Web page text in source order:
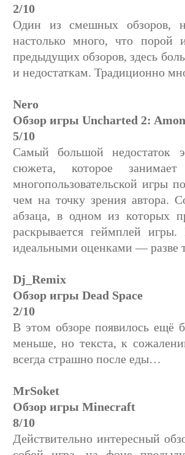
2/10
Один из смешных обзоров,
настолько много, что
предыдущих обзоров, здесь
и недостаткам. Традиционно
Nero
Обзор игры Uncharted 2:
5/10
Самый большой недостаток
сюжета, которое
многопользовательской игры
чем на точку зрения автора.
абзаца, в одном из которых
раскрывается геймплей
идеальными оценками — разве
Dj_Remix
Обзор игры Dead Space
2/10
В этом обзоре появилось ещё
меньше, но текста, к
всегда страшно после еды…
MrSoket
Обзор игры Minecraft
8/10
Действительно интересный